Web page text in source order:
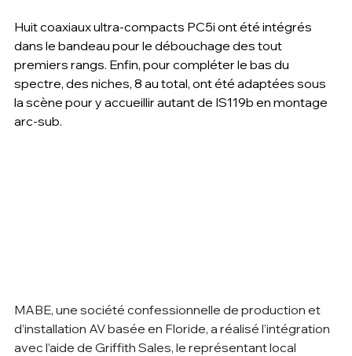
Huit coaxiaux ultra-compacts PC5i ont été intégrés
dans le bandeau pour le débouchage des tout
premiers rangs. Enfin, pour compléter le bas du
spectre, des niches, 8 au total, ont été adaptées sous
la scène pour y accueillir autant de IS119b en montage
arc-sub.
MABE, une société confessionnelle de production et
d’installation AV basée en Floride, a réalisé l’intégration
avec l’aide de Griffith Sales, le représentant local